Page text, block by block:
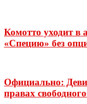
Комотто уходит в
«Специю» без
Официально:
правах